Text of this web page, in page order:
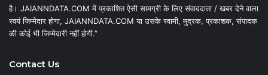
है। JAIANNDATA.COM में प्रकाशित ऐसी सामग्री के लिए संवाददाता / खबर देने वाला
स्वयं जिम्मेदार होगा, JAIANNDATA.COM या उसके स्वामी, मुद्रक, प्रकाशक, संपादक
की कोई भी जिम्मेदारी नहीं होगी.”
Contact Us